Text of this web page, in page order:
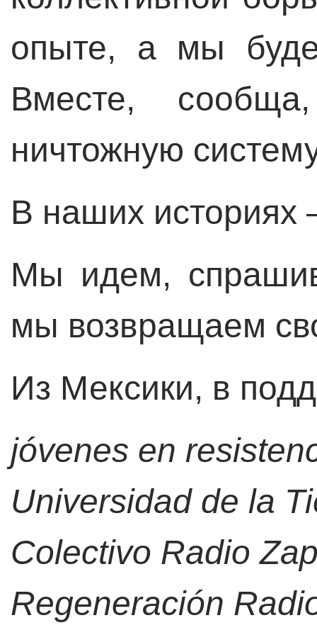
опыте, а мы
Вместе,
ничтожную
В наших историях
Мы идем,
мы возвращаем
Из Мексики, в
jóvenes en
Universidad de la
Colectivo Radio
Regeneración